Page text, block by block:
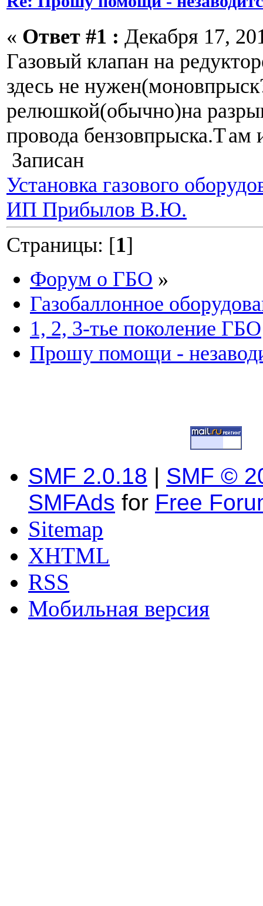
« Ответ #1 : Декабря 17,
Газовый клапан на
здесь не
релюшкой(обычно)на
провода бензовпрыска.Там
Записан
Установка газового
ИП Прибылов В.Ю.
Страницы: [1]
Форум о ГБО »
Газобаллонное
1, 2, 3-тье поколение ГБО
Прошу помощи -
SMF 2.0.18 | SMF ©
SMFAds for Free
Sitemap
XHTML
RSS
Мобильная версия